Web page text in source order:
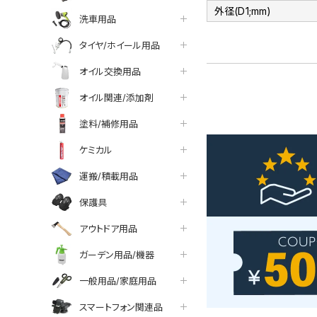
洗車用品
タイヤ/ホイール用品
オイル交換用品
オイル関連/添加剤
塗料/補修用品
ケミカル
運搬/積載用品
保護具
アウトドア用品
ガーデン用品/機器
一般用品/家庭用品
スマートフォン関連品
外径(D1;mm)